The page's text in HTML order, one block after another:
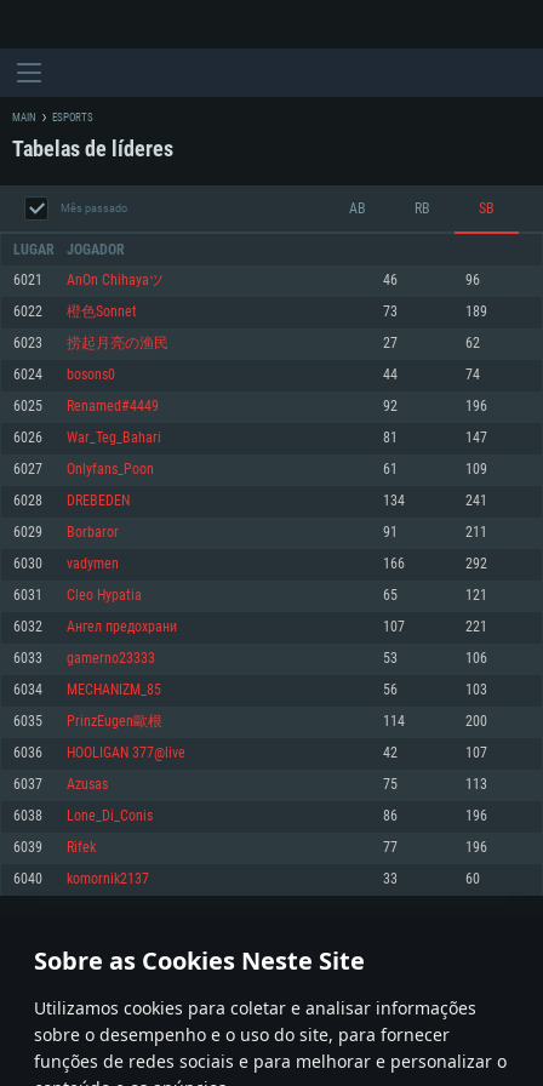
Sobre as Cookies Neste Site
Utilizamos cookies para coletar e analisar informações
sobre o desempenho e o uso do site, para fornecer
funções de redes sociais e para melhorar e personalizar o
REQUERIMENTOS DE SISTEMA
Mínimo
Sistema Operativo: Windows 10 (64 bit)
Processador: Dual-Core 2.2 GHz
Memória: 4GB
Placa Gráfica: Placa com DirectX 11: AMD Radeon 77XX / NVIDIA GeForce
GTX 660. Resolução mínima suportada: 720p
Network: Internet de banda larga.
Disco: 23,1 GB
Recomendado
superior, Radeon RX 570 ou superior
Disco: 75,9 GB
Mínimo
Sistema Operativo: Mac OS Big Sur 11.0 ou versão mais recente
Processador: Core i5 2.2GHz mínimo (Intel Xeon não suportado)
Memória: 6 GB
Placa Gráfica: Intel Iris Pro 5200 (Mac), equivalentes AMD/Nvidia para Mac.
Resolução mínima suportada: 720p com suporte Metal.
Network: Internet de banda larga.
Disco: 21,5 GB
Recomendado
Network: Internet de banda larga.
Mínimo
Sistema Operativo: Distribuições mais modernas do Linux de 64bit
Processador: Dual-Core 2.4 GHz
Memória: 4 GB
Placa Gráfica: NVIDIA 660 com os drivers mais recentes (não mais de 6
meses) / equivalentes AMD com os drivers mais recentes com suporte
Vulkan (não mais de 6 meses); Resolução mínima suportada: 720p.
Network: Internet de banda larga.
Disco: 21,5 GB
Recomendado
Sistema Operativo: Ubuntu 20.04 64bit
Processador: Intel Core i7
Memória: 16 GB
Placa Gráfica: NVIDIA 1060 com os drivers mais recentes (não mais de 6
meses) / equivalentes AMD (Radeon RX 570) com os drivers mais recentes
Network: Internet de banda larga.
MAIN ESPORTS
Tabelas de líderes
Mês passado AB RB SB
LUGAR JOGADOR
6021 AnОn Chihayaツ 46 96
6022 橙色Sonnet 73 189
6023 捞起月亮の渔民 27 62
6024 bosons0 44 74
6025 Renamed#4449 92 196
6026 War_Teg_Bahari 81 147
6027 Onlyfans_Poon 61 109
6028 DREBEDEN 134 241
6029 Borbaror 91 211
6030 vadymen 166 292
6031 Cleo Hypatia 65 121
6032 Ангел предохрани 107 221
6033 gamerno23333 53 106
6034 MECHANIZM_85 56 103
6035 PrinzEugen歐根 114 200
6036 HOOLIGAN 377@live 42 107
6037 Azusas 75 113
6038 Lone_Di_Conis 86 196
6039 Rifek 77 196
6040 komornik2137 33 60